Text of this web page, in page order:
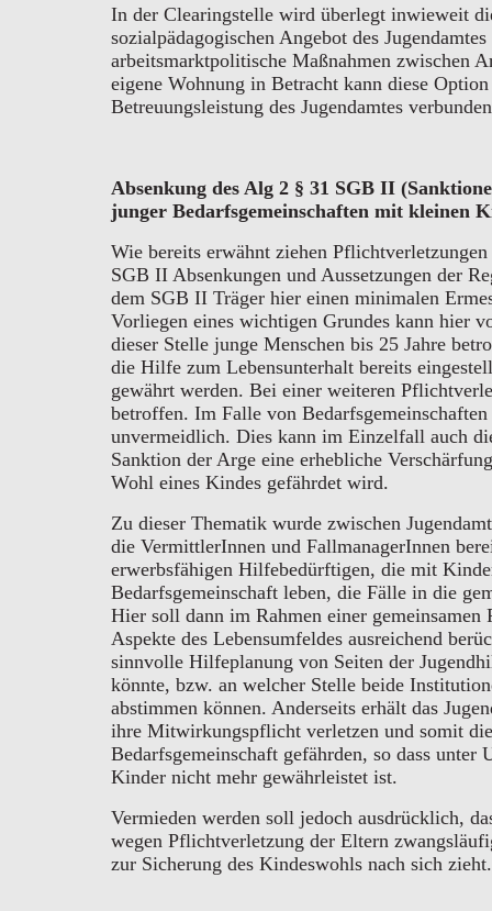
In der Clearingstelle wird überlegt inwieweit
sozialpädagogischen Angebot des
arbeitsmarktpolitische Maßnahmen zwischen
eigene Wohnung in Betracht kann diese
Betreuungsleistung des Jugendamtes
Absenkung des Alg 2 § 31 SGB II
junger Bedarfsgemeinschaften mit kleinen
Wie bereits erwähnt ziehen
SGB II Absenkungen und Aussetzungen der
dem SGB II Träger hier einen minimalen
Vorliegen eines wichtigen Grundes kann hier
dieser Stelle junge Menschen bis 25 Jahre
die Hilfe zum Lebensunterhalt bereits
gewährt werden. Bei einer weiteren
betroffen. Im Falle von
unvermeidlich. Dies kann im Einzelfall auch
Sanktion der Arge eine erhebliche
Wohl eines Kindes gefährdet wird.
Zu dieser Thematik wurde zwischen
die VermittlerInnen und FallmanagerInnen
erwerbsfähigen Hilfebedürftigen, die mit
Bedarfsgemeinschaft leben, die Fälle in die
Hier soll dann im Rahmen einer
Aspekte des Lebensumfeldes ausreichend
sinnvolle Hilfeplanung von Seiten der
könnte, bzw. an welcher Stelle beide
abstimmen können. Anderseits erhält das
ihre Mitwirkungspflicht verletzen und somit
Bedarfsgemeinschaft gefährden, so dass unter
Kinder nicht mehr gewährleistet ist.
Vermieden werden soll jedoch ausdrücklich,
wegen Pflichtverletzung der Eltern
zur Sicherung des Kindeswohls nach sich zieht.